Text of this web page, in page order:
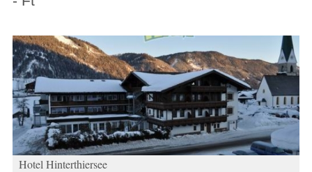
Hotel Hinterthiersee